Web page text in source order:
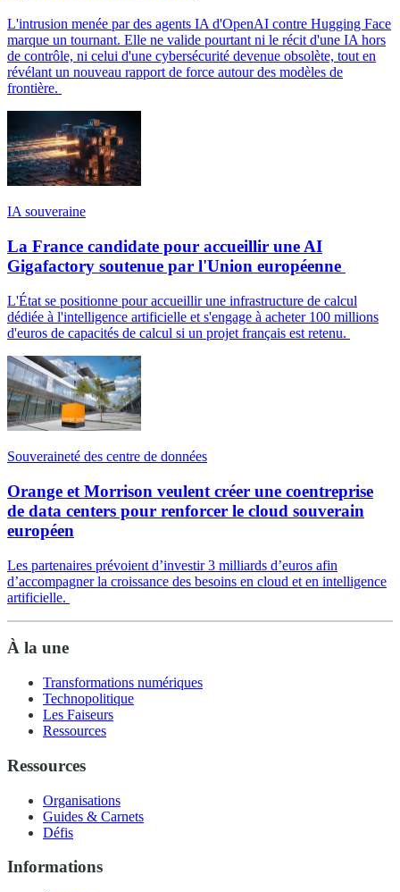
L'intrusion menée par des agents IA d'OpenAI contre Hugging Face
marque un tournant. Elle ne valide pourtant ni le récit d'une IA hors
de contrôle, ni celui d'une cybersécurité devenue obsolète, tout en
révélant un nouveau rapport de force autour des modèles de
frontière.
IA souveraine
La France candidate pour accueillir une AI
Gigafactory soutenue par l'Union européenne
L'État se positionne pour accueillir une infrastructure de calcul
dédiée à l'intelligence artificielle et s'engage à acheter 100 millions
d'euros de capacités de calcul si un projet français est retenu.
Souveraineté des centre de données
Orange et Morrison veulent créer une coentreprise
de data centers pour renforcer le cloud souverain
européen
Les partenaires prévoient d’investir 3 milliards d’euros afin
d’accompagner la croissance des besoins en cloud et en intelligence
artificielle.
À la une
Transformations numériques
Technopolitique
Les Faiseurs
Ressources
Ressources
Organisations
Guides & Carnets
Défis
Informations